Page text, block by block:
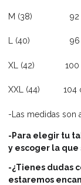
M (38)
L (40) 96
XL (42)
XXL (44)
-Las medidas son
-Para elegir tu
y escoger la que
-¿Tienes dudas
estaremos